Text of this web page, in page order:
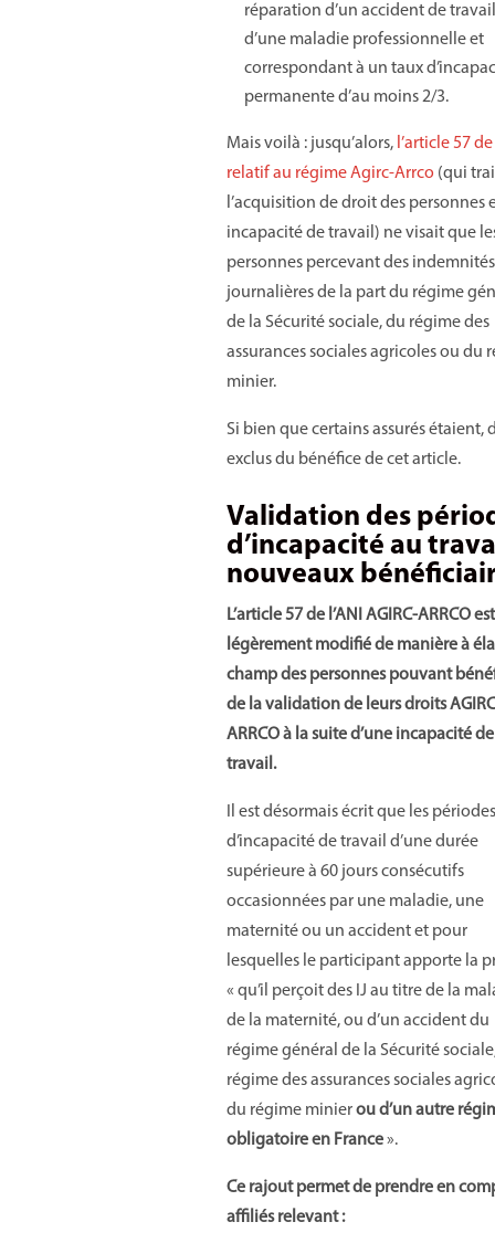
réparation d’un accident de
d’une maladie professionnelle et
correspondant à un taux
permanente d’au moins 2/3.
Mais voilà : jusqu’alors, l’article 57 de
relatif au régime Agirc-Arrco (qui
l’acquisition de droit des personnes
incapacité de travail) ne visait que
personnes percevant des indemnités
journalières de la part du régime
de la Sécurité sociale, du régime des
assurances sociales agricoles ou du
minier.
Si bien que certains assurés étaient,
exclus du bénéfice de cet article.
Validation des
d’incapacité au
nouveaux
L’article 57 de l’ANI AGIRC-ARRCO est
légèrement modifié de manière à
champ des personnes pouvant
de la validation de leurs droits
ARRCO à la suite d’une incapacité de
travail.
Il est désormais écrit que les périodes
d’incapacité de travail d’une durée
supérieure à 60 jours consécutifs
occasionnées par une maladie, une
maternité ou un accident et pour
lesquelles le participant apporte la
« qu’il perçoit des IJ au titre de la
de la maternité, ou d’un accident du
régime général de la Sécurité
régime des assurances sociales
du régime minierou d’un autre
obligatoire en France».
Ce rajout permet de prendre en
affiliés relevant :